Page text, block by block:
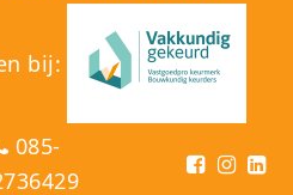
bij:
085-